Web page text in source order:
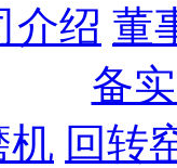
介绍 董
备
机 回转